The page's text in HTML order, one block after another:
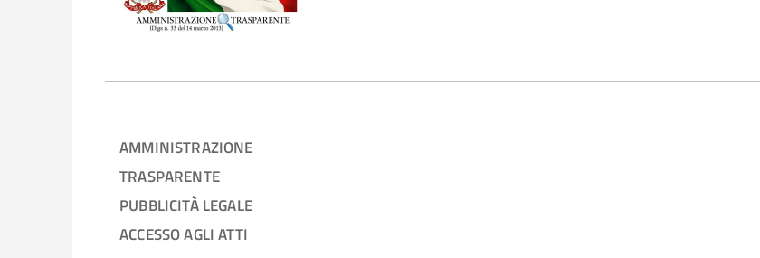
AMMINISTRAZIONE
TRASPARENTE
PUBBLICITÀ LEGALE
ACCESSO AGLI ATTI